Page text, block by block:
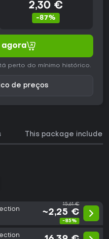
2,30 €
-87%
agora
perto do mínimo histórico.
de preços
This package includes
15,61 €
~2,25 €
-85%